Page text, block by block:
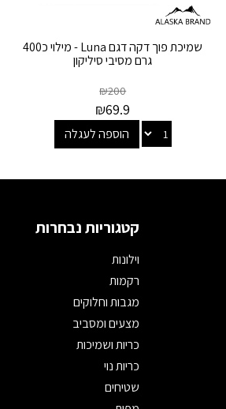
שמיכת פוך דקה דגם Luna - מילוי כ400
גרם מסיבי סיליקון
₪200
₪69.9
הוספה לעגלה
קטגוריות נבחרות
וילונות
רקמות
מגבות וחלוקים
מצעים ומסביב
כריות ושמיכות
כריות נוי
שטיחים